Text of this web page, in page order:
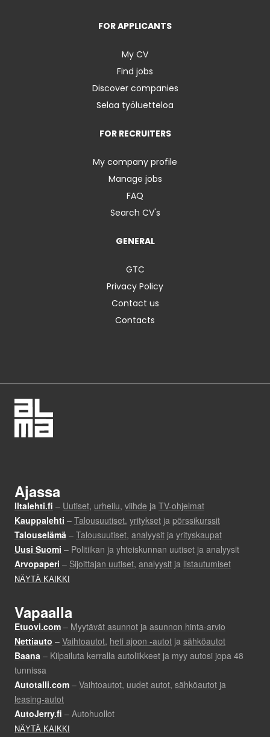
FOR APPLICANTS
My CV
Find jobs
Discover companies
Selaa työluetteloa
FOR RECRUITERS
My company profile
Manage jobs
FAQ
Search CV's
GENERAL
GTC
Privacy Policy
Contact us
Contacts